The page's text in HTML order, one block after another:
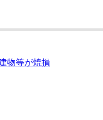
物等が焼損